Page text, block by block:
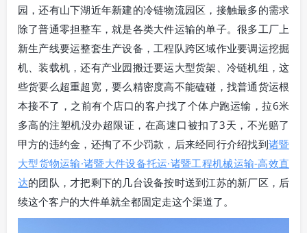
园，还有山下湖近年新建的冷链物流园区，接触最多的需求
除了普通零担整车，就是各类大件运输的单子。很多工厂上
新生产线要运整套生产设备，工程队跨区域作业要调运挖掘
机、装载机，还有产业园搬迁要运大型货架、冷链机组，这
些货要么超重超宽，要么精密度高不能磕碰，找普通货运根
本接不了，之前有个店口的客户找了个体户跑运输，拉6米
多高的注塑机没办超限证，在高速口被扣了3天，不光赔了
甲方的违约金，还掏了不少罚款，后来经同行介绍找到诸暨
大型货物运输·诸暨大件设备托运·诸暨工程机械运输-高效直
达的团队，才把剩下的几台设备按时送到江苏的新厂区，后
续这个客户的大件单就全都固定走这个渠道了。